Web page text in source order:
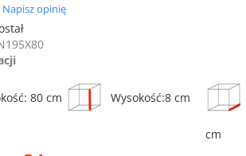
0.0
star
Napisz opinię
80 cm Wysokość:8 cm
cm